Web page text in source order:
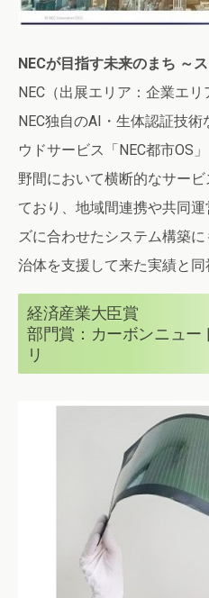
NECが目指す未来のまち ～
NEC（出展エリア：企業エリ
NEC独自のAI・生体認証技
ウドサービス「NEC都市OS
野間において横断的なサー
ており、地域間連携や共同
ズに合わせたシステム構築
治体を支援して来た実績と同
経済産業大臣賞
部門賞：カーボンニュ
リ